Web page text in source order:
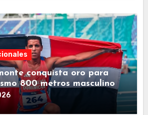
conquista oro para
800 metros masculino